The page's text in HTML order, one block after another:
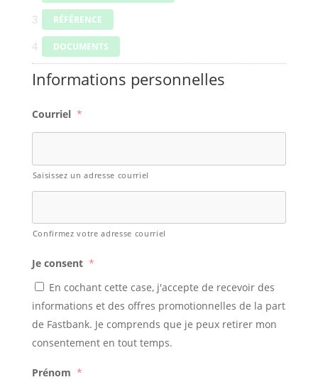
3 RÉFÉRENCE
4 DOCUMENTS
Informations personnelles
Courriel *
Saisissez un adresse courriel
Confirmez votre adresse courriel
Je consent *
En cochant cette case, j'accepte de recevoir des
informations et des offres promotionnelles de la part
de Fastbank. Je comprends que je peux retirer mon
consentement en tout temps.
Prénom *